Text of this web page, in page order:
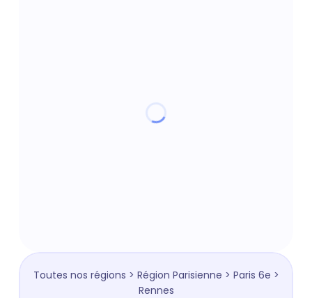
Toutes nos régions > Région Parisienne > Paris 6e >
Rennes